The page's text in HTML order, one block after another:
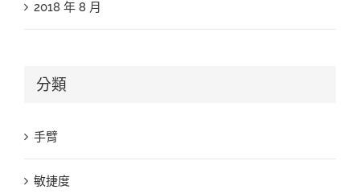
2018 年 8 月
分類
手臂
敏捷度